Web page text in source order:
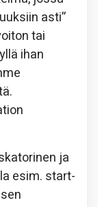
asti”
tai
ihan
ja
esim. start-